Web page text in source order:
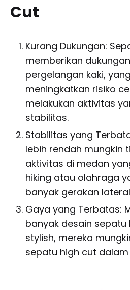
Cut
Kurang Dukungan:
memberikan
pergelangan kaki,
meningkatkan risiko
melakukan aktivitas
stabilitas.
Stabilitas yang
lebih rendah mungkin
aktivitas di medan
hiking atau olahraga
banyak gerakan
Gaya yang Terbatas:
banyak desain
stylish, mereka
sepatu high cut